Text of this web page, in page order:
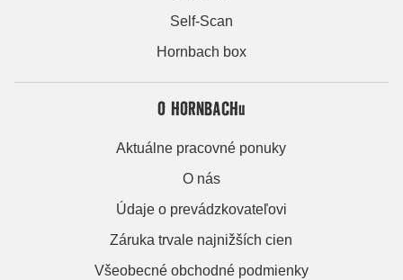
Self-Scan
Hornbach box
O HORNBACHu
Aktuálne pracovné ponuky
O nás
Údaje o prevádzkovateľovi
Záruka trvale najnižších cien
Všeobecné obchodné podmienky